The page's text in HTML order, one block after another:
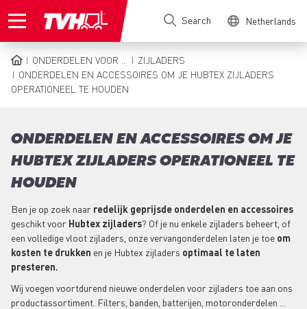
to
Search Netherlands
BREADCRUMB
ONDERDELEN VOOR ...
ZIJLADERS
ONDERDELEN EN ACCESSOIRES OM JE HUBTEX ZIJLADERS
OPERATIONEEL TE HOUDEN
ONDERDELEN EN ACCESSOIRES OM JE
HUBTEX ZIJLADERS OPERATIONEEL TE
HOUDEN
Ben je op zoek naar redelijk geprijsde onderdelen en accessoires
geschikt voor Hubtex zijladers? Of je nu enkele zijladers beheert, of
een volledige vloot zijladers, onze vervangonderdelen laten je toe om
kosten te drukken en je Hubtex zijladers optimaal te laten
presteren.
Wij voegen voortdurend nieuwe onderdelen voor zijladers toe aan ons
productassortiment. Filters, banden, batterijen, motoronderdelen ...